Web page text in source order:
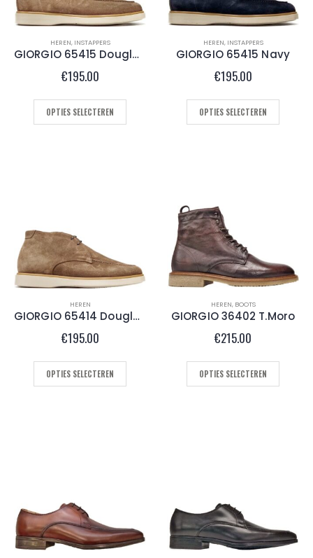
HEREN, INSTAPPERS
GIORGIO 65415 Douglas
€195.00
OPTIES SELECTEREN
HEREN, INSTAPPERS
GIORGIO 65415 Navy
€195.00
OPTIES SELECTEREN
HEREN
GIORGIO 65414 Douglas
€195.00
OPTIES SELECTEREN
HEREN, BOOTS
GIORGIO 36402 T.Moro
€215.00
OPTIES SELECTEREN